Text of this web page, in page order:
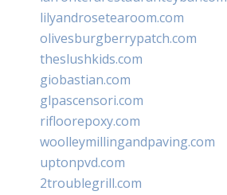
lilyandrosetearoom.com
olivesburgberrypatch.com
theslushkids.com
giobastian.com
glpascensori.com
rifloorepoxy.com
woolleymillingandpaving.com
uptonpvd.com
2troublegrill.com